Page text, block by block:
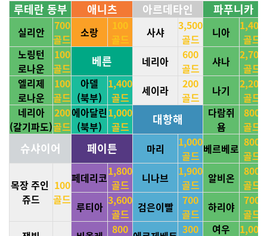
루테란 동부 애니츠 아르데타인 파푸니카
실리안
700
골드
소랑
100
골드
사샤
3,500
골드
니아
1,400
골드
노링턴
로나운
100
골드
베른 네리아
600
골드
샤나
2,700
골드
엘리제
로나운
100
골드
아델
(북부)
1,400
골드
세이라
200
골드
나기
2,200
골드
네리아
(갈기파도)
200
골드
에아달린
(북부)
1,000
골드
대항해
다람쥐
욤
800
골드
슈샤이어 페이튼 마리
1,000
골드 베르베로 800
골드
목장 주인
쥬드
100
골드
페데리코1,800
골드
니나브
1,900
골드
알비온
800
골드
루티아 3,600
골드
검은이빨
700
골드
하리야
700
골드
800
300
여우
1,000